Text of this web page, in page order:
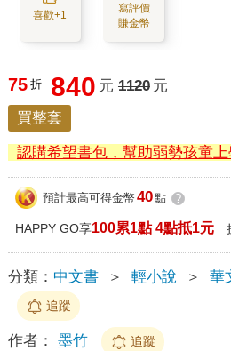
喜歡+1
寫評價
賺金幣
75 折 840 元 1120 元
買整套
認購希望書包，幫助弱勢孩童上
預計最高可得金幣 40點 ?
HAPPY GO享100累1點 4點抵1元
分類： 中文書 ＞ 輕小說 ＞ 華
追蹤
作者： 墨竹 追蹤